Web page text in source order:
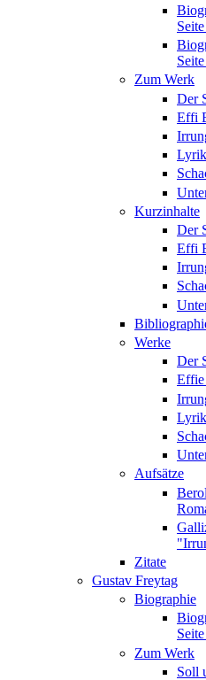
Zum Werk
Der
Effi
Kurzinhalte
Der
Effi
Werke
Der
Effie
Aufsätze
Zitate
Gustav Freytag
Biographie
Zum Werk
Soll